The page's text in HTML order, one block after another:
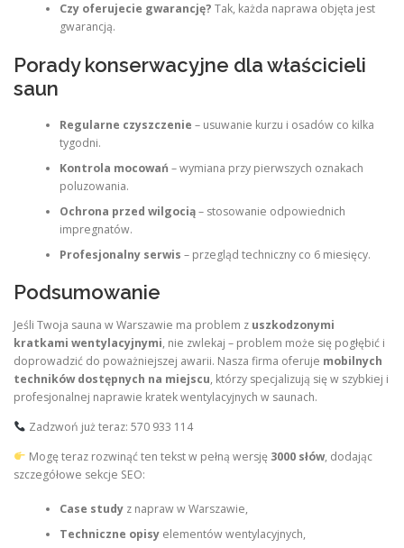
Czy oferujecie gwarancję? Tak, każda naprawa objęta jest
gwarancją.
Porady konserwacyjne dla właścicieli
saun
Regularne czyszczenie – usuwanie kurzu i osadów co kilka
tygodni.
Kontrola mocowań – wymiana przy pierwszych oznakach
poluzowania.
Ochrona przed wilgocią– stosowanie odpowiednich
impregnatów.
Profesjonalny serwis – przegląd techniczny co 6 miesięcy.
Podsumowanie
Jeśli Twoja sauna w Warszawie ma problem z uszkodzonymi
kratkami wentylacyjnymi, nie zwlekaj – problem może się pogłębić i
doprowadzić do poważniejszej awarii. Nasza firma oferuje mobilnych
techników dostępnych na miejscu, którzy specjalizują się w szybkiej i
profesjonalnej naprawie kratek wentylacyjnych w saunach.
Zadzwoń już teraz: 570 933 114
Mogę teraz rozwinąć ten tekst w pełną wersję 3000 słów, dodając
szczegółowe sekcje SEO:
Case studyz napraw w Warszawie,
Techniczne opisyelementów wentylacyjnych,